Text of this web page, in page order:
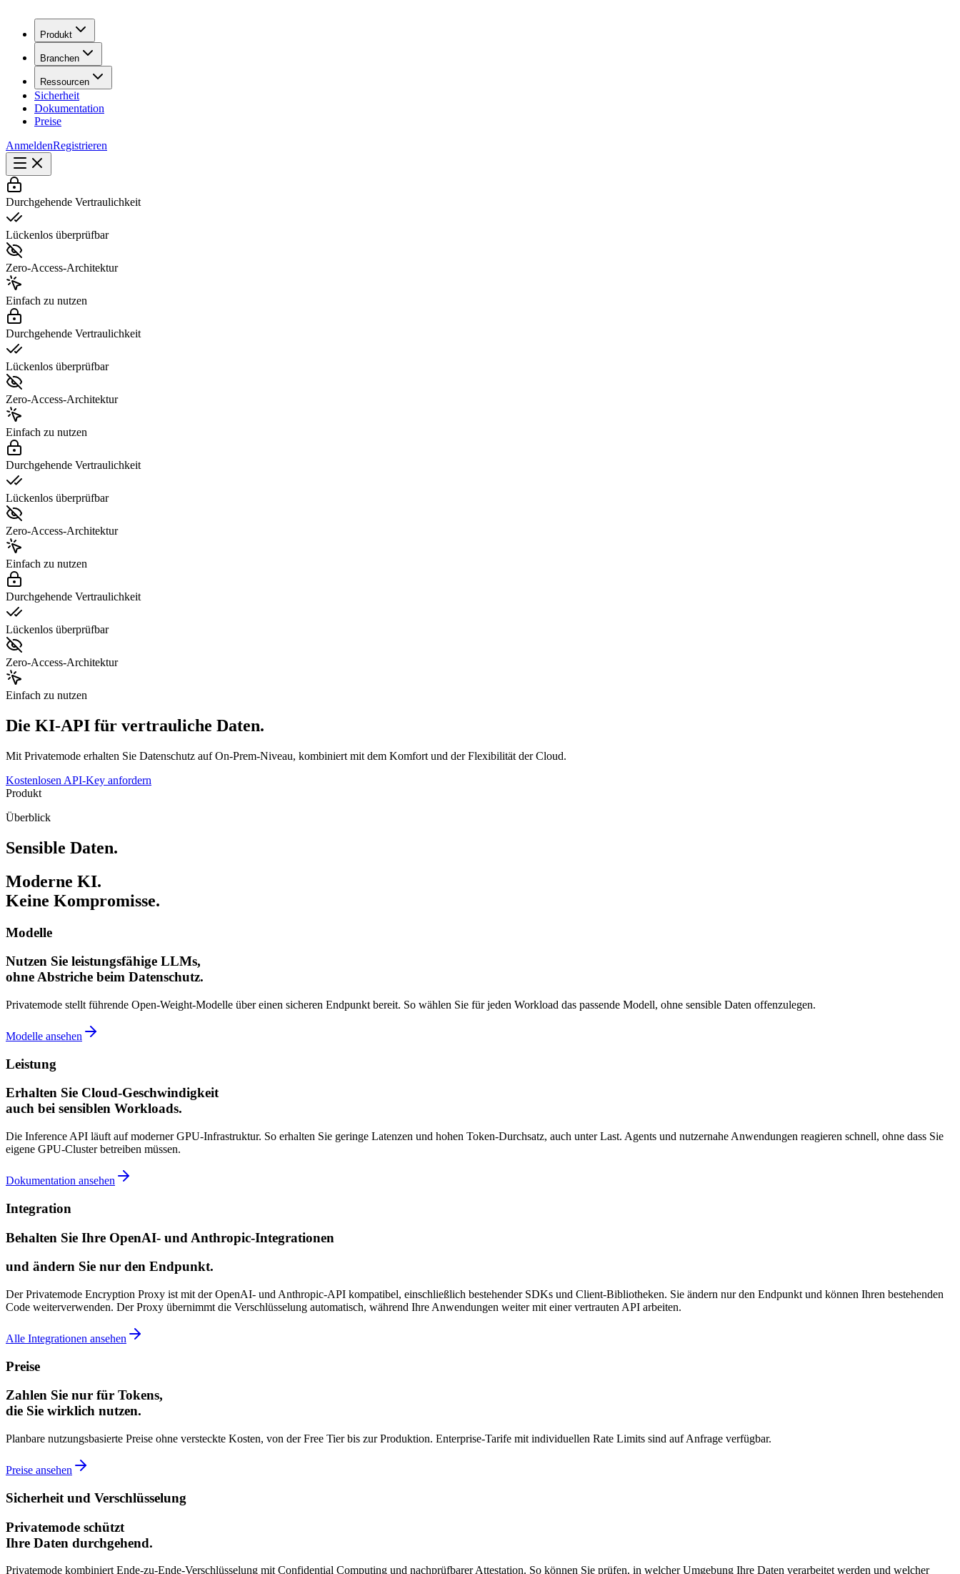
Produkt
Branchen
Ressourcen
Sicherheit
Dokumentation
Preise
AnmeldenRegistrieren
Durchgehende Vertraulichkeit
Lückenlos überprüfbar
Zero-Access-Architektur
Einfach zu nutzen
Durchgehende Vertraulichkeit
Lückenlos überprüfbar
Zero-Access-Architektur
Einfach zu nutzen
Durchgehende Vertraulichkeit
Lückenlos überprüfbar
Zero-Access-Architektur
Einfach zu nutzen
Durchgehende Vertraulichkeit
Lückenlos überprüfbar
Zero-Access-Architektur
Einfach zu nutzen
Die KI-API für vertrauliche Daten.
Mit Privatemode erhalten Sie Datenschutz auf On-Prem-Niveau, kombiniert mit dem Komfort und der Flexibilität der Cloud.
Kostenlosen API-Key anfordern
Produkt
Überblick
Sensible Daten.
Moderne KI.
Keine Kompromisse.
Modelle
Nutzen Sie leistungsfähige LLMs,
ohne Abstriche beim Datenschutz.
Privatemode stellt führende Open-Weight-Modelle über einen sicheren Endpunkt bereit. So wählen Sie für jeden Workload das passende Modell, ohne sensible Daten offenzulegen.
Modelle ansehen
Leistung
Erhalten Sie Cloud-Geschwindigkeit
auch bei sensiblen Workloads.
Die Inference API läuft auf moderner GPU-Infrastruktur. So erhalten Sie geringe Latenzen und hohen Token-Durchsatz, auch unter Last. Agents und nutzernahe Anwendungen reagieren schnell, ohne dass Sie
eigene GPU-Cluster betreiben müssen.
Dokumentation ansehen
Integration
Behalten Sie Ihre OpenAI- und Anthropic-Integrationen
und ändern Sie nur den Endpunkt.
Der Privatemode Encryption Proxy ist mit der OpenAI- und Anthropic-API kompatibel, einschließlich bestehender SDKs und Client-Bibliotheken. Sie ändern nur den Endpunkt und können Ihren bestehenden
Code weiterverwenden. Der Proxy übernimmt die Verschlüsselung automatisch, während Ihre Anwendungen weiter mit einer vertrauten API arbeiten.
Alle Integrationen ansehen
Preise
Zahlen Sie nur für Tokens,
die Sie wirklich nutzen.
Planbare nutzungsbasierte Preise ohne versteckte Kosten, von der Free Tier bis zur Produktion. Enterprise-Tarife mit individuellen Rate Limits sind auf Anfrage verfügbar.
Preise ansehen
Sicherheit und Verschlüsselung
Privatemode schützt
Ihre Daten durchgehend.
Privatemode kombiniert Ende-zu-Ende-Verschlüsselung mit Confidential Computing und nachprüfbarer Attestation. So können Sie prüfen, in welcher Umgebung Ihre Daten verarbeitet werden und welcher